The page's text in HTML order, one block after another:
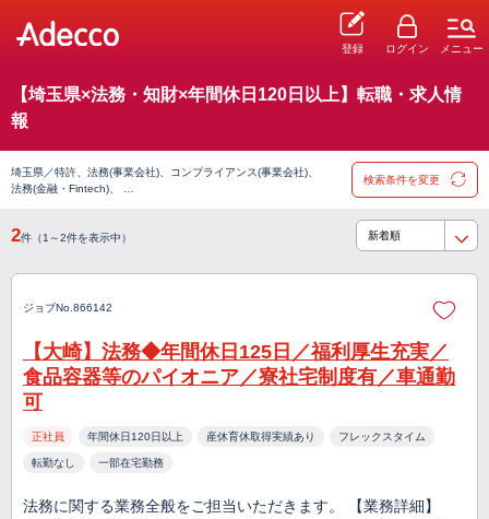
登録 ログイン メニュー
【埼玉県×法務・知財×年間休日120日以上】転職・求人情
報
埼玉県／特許、法務(事業会社)、コンプライアンス(事業会社)、
法務(金融・Fintech)、 …
検索条件を変更
2件（1～2件を表示中）
ジョブNo.866142
【大崎】法務◆年間休日125日／福利厚生充実／
食品容器等のパイオニア／寮社宅制度有／車通勤
可
正社員 年間休日120日以上 産休育休取得実績あり フレックスタイム
転勤なし 一部在宅勤務
法務に関する業務全般をご担当いただきます。 【業務詳細】